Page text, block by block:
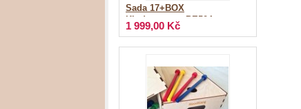
Sada 17+BOX
Kindergarten_PE504
1 999,00 Kč